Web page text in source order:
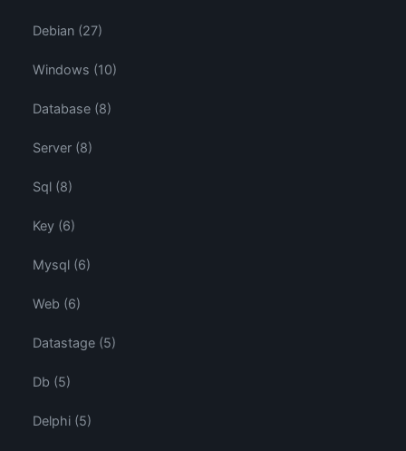
Debian (27)
Windows (10)
Database (8)
Server (8)
Sql (8)
Key (6)
Mysql (6)
Web (6)
Datastage (5)
Db (5)
Delphi (5)